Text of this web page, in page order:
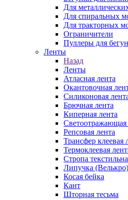
Для
Для спиральных
Для тракторных
Ограничители
Пуллеры для
Ленты
Назад
Ленты
Атласная лента
Окантовочная
Силиконовая
Брючная лента
Киперная лента
Светоотражающая
Репсовая лента
Трансфер клеевая
Термоклеевая
Стропа
Липучка (Велькро)
Косая бейка
Кант
Шторная тесьма